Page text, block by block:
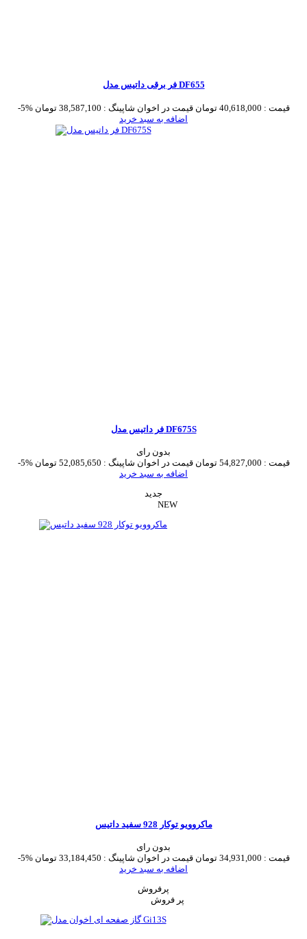
فر برقی داتیس مدل DF655
-5% قیمت : 40,618,000 تومان قیمت در اخوان شاپینگ : 38,587,100 تومان
اضافه به سبد خرید
فر داتیس مدل DF675S
بدون رای
-5%
قیمت : 54,827,000 تومان قیمت در اخوان شاپینگ : 52,085,650 تومان
اضافه به سبد خرید
جدید
NEW
ماکروویو توکار 928 سفید داتیس
بدون رای
-5%
قیمت : 34,931,000 تومان قیمت در اخوان شاپینگ : 33,184,450 تومان
اضافه به سبد خرید
پرفروش